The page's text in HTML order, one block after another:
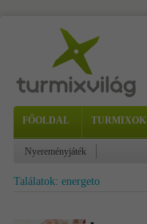
FŐOLDAL TURMIXOK
Nyereményjáték
Találatok: energeto